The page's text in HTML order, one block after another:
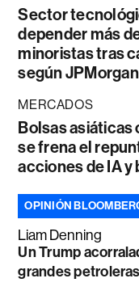
Sector
depender más
minoristas tras
según JPMorgan
MERCADOS
Bolsas asiáticas
se frena el
acciones de IA y
OPINIÓN
Liam Denning
Un Trump
grandes petroleras